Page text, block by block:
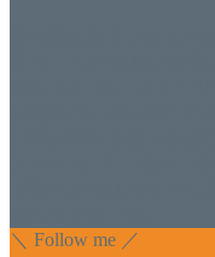
＼ Follow me ／